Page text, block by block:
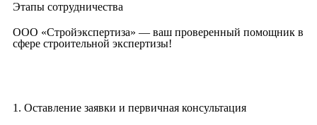
Этапы сотрудничества
ООО «Стройэкспертиза» — ваш проверенный помощник в
сфере строительной экспертизы!
1. Оставление заявки и первичная консультация